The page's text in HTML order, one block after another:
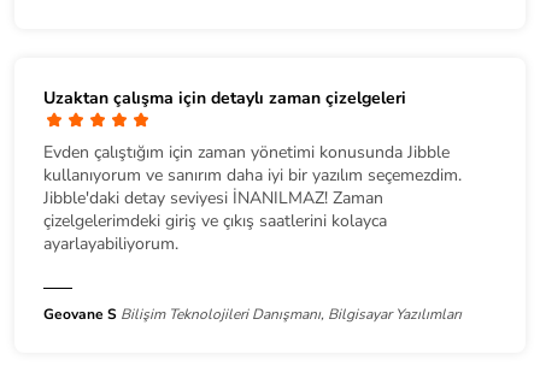
Uzaktan çalışma için detaylı zaman çizelgeleri
Evden çalıştığım için zaman yönetimi konusunda Jibble
kullanıyorum ve sanırım daha iyi bir yazılım seçemezdim.
Jibble'daki detay seviyesi İNANILMAZ! Zaman
çizelgelerimdeki giriş ve çıkış saatlerini kolayca
ayarlayabiliyorum.
Geovane S Bilişim Teknolojileri Danışmanı, Bilgisayar Yazılımları